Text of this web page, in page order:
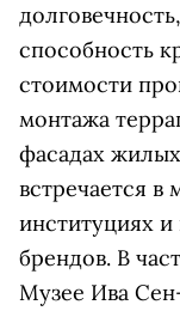
способность
стоимости
монтажа
фасадах
встречается в
институциях
брендов. В
Музее Ива